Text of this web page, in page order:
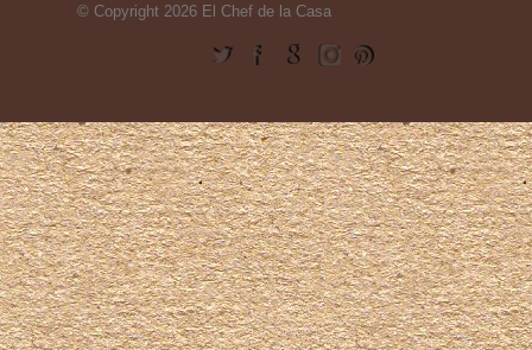
© Copyright 2026 El Chef de la Casa